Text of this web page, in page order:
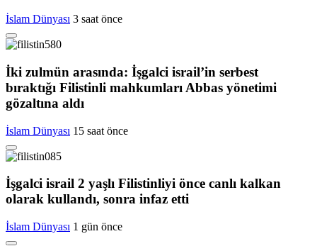
İslam Dünyası 3 saat önce
İki zulmün arasında: İşgalci israil’in serbest
bıraktığı Filistinli mahkumları Abbas yönetimi
gözaltına aldı
İslam Dünyası 15 saat önce
İşgalci israil 2 yaşlı Filistinliyi önce canlı kalkan
olarak kullandı, sonra infaz etti
İslam Dünyası 1 gün önce